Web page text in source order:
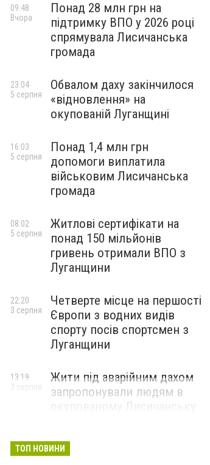
Понад 28 млн грн на
підтримку ВПО у 2026 році
спрямувала Лисичанська
громада
09:48
Вчора
Обвалом даху закінчилося
«відновлення» на
окупованій Луганщині
23:04
5 серпня
Понад 1,4 млн грн
допомоги виплатила
військовим Лисичанська
громада
16:03
5 серпня
Житлові сертифікати на
понад 150 мільйонів
гривень отримали ВПО з
Луганщини
08:02
5 серпня
Четверте місце на першості
Європи з водних видів
спорту посів спортсмен з
Луганщини
22:20
3 серпня
Жити під аварійним дахом
запропонували людям в
окупованому Лисичанську
13:19
3 серпня
ТОП НОВИНИ